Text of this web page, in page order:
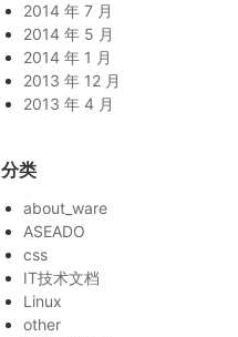
2014 年 7 月
2014 年 5 月
2014 年 1 月
2013 年 12 月
2013 年 4 月
分类
about_ware
ASEADO
css
IT技术文档
Linux
other